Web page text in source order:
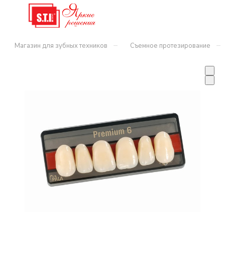
Магазин для зубных техников – Съемное протезирование –